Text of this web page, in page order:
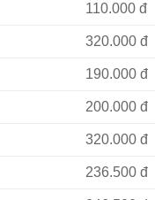
110.000 đ
320.000 đ
190.000 đ
200.000 đ
320.000 đ
236.500 đ